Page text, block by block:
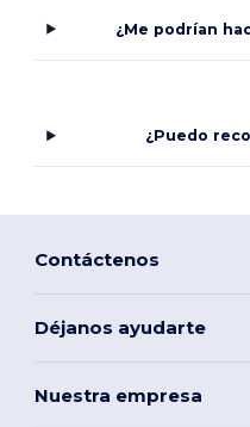
¿Me podrían
¿Puedo
Contáctenos
Déjanos ayudarte
Nuestra empresa